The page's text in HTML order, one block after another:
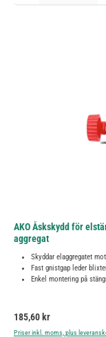
AKO Åskskydd för
aggregat
Skyddar elaggregatet
Fast gnistgap leder
Enkel montering på
Ordinarie pris:
185,60 kr
Priser inkl. moms, plus